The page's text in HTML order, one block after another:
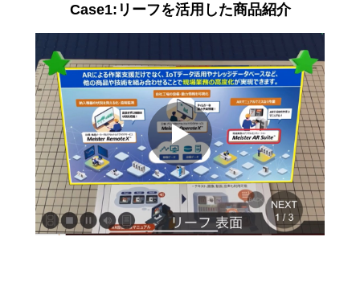
Case1:リーフを活用した商品紹介